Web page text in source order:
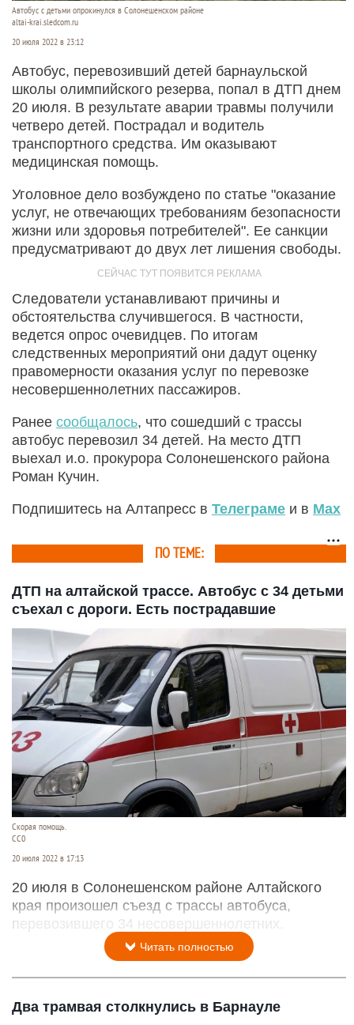
Автобус с детьми опрокинулся в Солонешенском районе
altai-krai.sledcom.ru
20 июля 2022 в 23:12
Автобус, перевозивший детей барнаульской
школы олимпийского резерва, попал в ДТП днем
20 июля. В результате аварии травмы получили
четверо детей. Пострадал и водитель
транспортного средства. Им оказывают
медицинская помощь.
Уголовное дело возбуждено по статье "оказание
услуг, не отвечающих требованиям безопасности
жизни или здоровья потребителей". Ее санкции
предусматривают до двух лет лишения свободы.
Следователи устанавливают причины и
обстоятельства случившегося. В частности,
ведется опрос очевидцев. По итогам
следственных мероприятий они дадут оценку
правомерности оказания услуг по перевозке
несовершеннолетних пассажиров.
Ранее сообщалось, что сошедший с трассы
автобус перевозил 34 детей. На место ДТП
выехал и.о. прокурора Солонешенского района
Роман Кучин.
Подпишитесь на Алтапресс в Телеграме и в Max
ПО ТЕМЕ:
ДТП на алтайской трассе. Автобус с 34 детьми
съехал с дороги. Есть пострадавшие
Скорая помощь.
CC0
20 июля 2022 в 17:13
20 июля в Солонешенском районе Алтайского
края произошел съезд с трассы автобуса,
перевозившего 34 несовершеннолетних.
Читать полностью
Два трамвая столкнулись в Барнауле